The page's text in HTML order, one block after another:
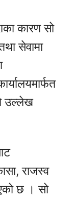
कारण सो
सेवामा
उल्लेख
राजस्व
छ । सो